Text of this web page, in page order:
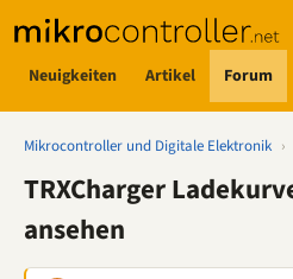
Neuigkeiten Artikel Forum
Mikrocontroller und Digitale Elektronik ›
TRXCharger
ansehen